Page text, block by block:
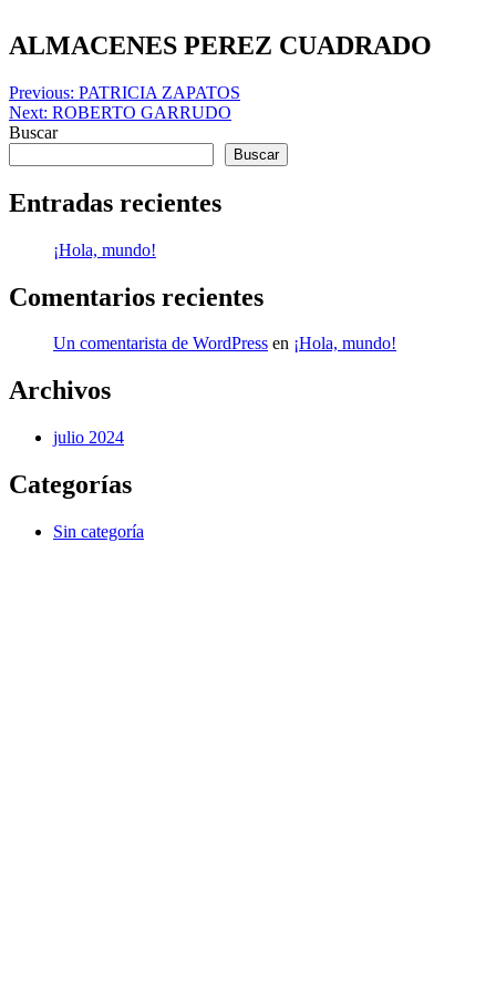
to
content
ALMACENES PEREZ CUADRADO
Navegación
de
Previous: PATRICIA ZAPATOS
Next: ROBERTO GARRUDO
Buscar
Buscar
Entradas recientes
¡Hola, mundo!
Comentarios recientes
Un comentarista de WordPress en ¡Hola, mundo!
Archivos
julio 2024
Categorías
Sin categoría